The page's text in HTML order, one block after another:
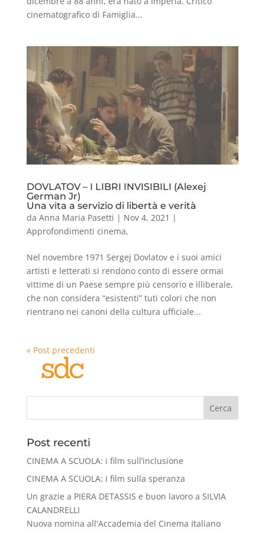
cinematografico di Famiglia...
DOVLATOV – I LIBRI INVISIBILI (Alexej
German Jr)
Una vita a servizio di libertà e verità
da Anna Maria Pasetti | Nov 4, 2021 |
Approfondimenti cinema,
Nel novembre 1971 Sergej Dovlatov e i suoi amici
artisti e letterati si rendono conto di essere ormai
vittime di un Paese sempre più censorio e illiberale,
che non considera “esistenti” tuti colori che non
rientrano nei canoni della cultura ufficiale...
« Post precedenti
Cerca
Post recenti
CINEMA A SCUOLA: i film sull’inclusione
CINEMA A SCUOLA: i film sulla speranza
Un grazie a PIERA DETASSIS e buon lavoro a SILVIA
CALANDRELLI
Nuova nomina all'Accademia del Cinema Italiano